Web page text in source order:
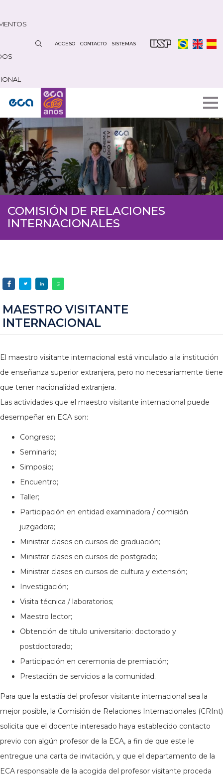
contenido
ACCESO CONTACTO SISTEMAS
COMISIÓN DE RELACIONES
INTERNACIONALES
MAESTRO VISITANTE
INTERNACIONAL
El maestro visitante internacional está vinculado a la institución
de enseñanza superior extranjera, pero no necesariamente tiene
que tener nacionalidad extranjera.
Las actividades que el maestro visitante internacional puede
desempeñar en ECA son:
Congreso;
Seminario;
Simposio;
Encuentro;
Taller;
Participación en entidad examinadora / comisión
juzgadora;
Ministrar clases en cursos de graduación;
Ministrar clases en cursos de postgrado;
Ministrar clases en cursos de cultura y extensión;
Investigación;
Visita técnica / laboratorios;
Maestro lector;
Obtención de título universitario: doctorado y
postdoctorado;
Participación en ceremonia de premiación;
Prestación de servicios a la comunidad.
Para que la estadía del profesor visitante internacional sea la
mejor posible, la Comisión de Relaciones Internacionales (CRInt)
solicita que el docente interesado haya establecido contacto
previo con algún profesor de la ECA, a fin de que este le
entregue una carta de invitación, y que el departamento de la
ECA responsable de la acogida del profesor visitante proceda